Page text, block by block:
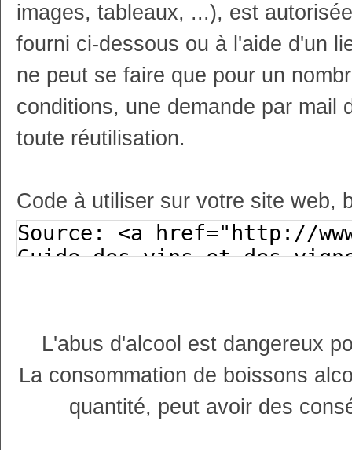
images, tableaux, ...), est
fourni ci-dessous ou à l'aide d'un
ne peut se faire que pour un
conditions, une demande par mail
toute réutilisation.
Code à utiliser sur votre site web,
L'abus d'alcool est dangereux
La consommation de boissons
quantité, peut avoir des